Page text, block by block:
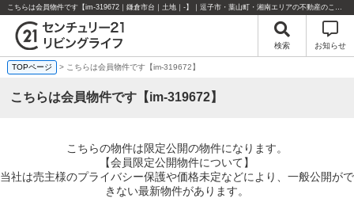
こちらは会員物件です【im-319672｜鎌倉市台｜土地｜-】｜逗子市・葉山町・湘南エリアの不動産のことならセンチュリー21リビングライフにお任せください！
検索 お知らせ
TOPページ > こちらは会員物件です【im-319672】
こちらは会員物件です【im-319672】
こちらの物件は限定公開の物件になります。
【会員限定公開物件について】
当社は売主様のプライバシー保護や価格未定などにより、一般公開がで
きない最新物件があります。